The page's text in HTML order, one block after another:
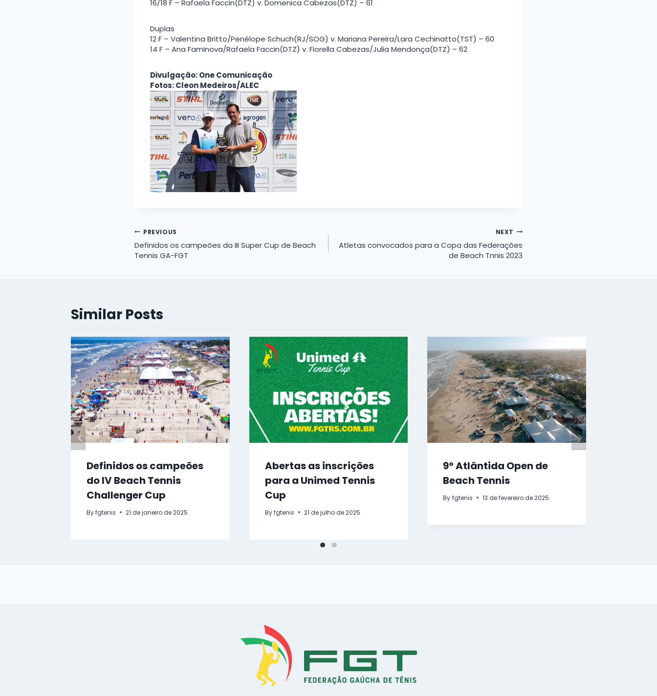
16/18 F – Rafaela Faccin(DTZ) v. Domenica Cabezas(DTZ) – 61
Duplas
12 F – Valentina Britto/Penélope Schuch(RJ/SOG) v. Mariana Pereira/Lara Cechinatto(TST) – 60
14 F – Ana Faminova/Rafaela Faccin(DTZ) v. Fiorella Cabezas/Julia Mendonça(DTZ) – 62
Divulgação: One Comunicação
Fotos: Cleon Medeiros/ALEC
Navegação
de
PREVIOUS
Definidos os campeões da III Super Cup de Beach
Tennis GA-FGT
NEXT
Atletas convocados para a Copa das Federações
de Beach Tnnis 2023
Similar Posts
Definidos os campeões
do IV Beach Tennis
Challenger Cup
Byfgtenis 21 de janeiro de 2025
Abertas as inscrições
para a Unimed Tennis
Cup
Byfgtenis 21 de julho de 2025
9º Atlântida Open de
Beach Tennis
By fgtenis 13 de fevereiro de 2025